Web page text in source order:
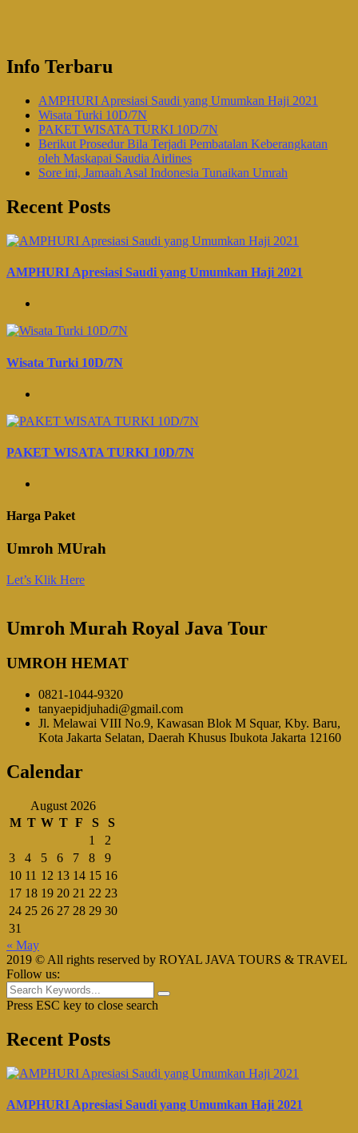
Info Terbaru
AMPHURI Apresiasi Saudi yang Umumkan Haji 2021
Wisata Turki 10D/7N
PAKET WISATA TURKI 10D/7N
Berikut Prosedur Bila Terjadi Pembatalan Keberangkatan
oleh Maskapai Saudia Airlines
Sore ini, Jamaah Asal Indonesia Tunaikan Umrah
Recent Posts
AMPHURI Apresiasi Saudi yang Umumkan Haji 2021
Wisata Turki 10D/7N
PAKET WISATA TURKI 10D/7N
Harga Paket
Umroh MUrah
Let’s Klik Here
Umroh Murah Royal Java Tour
UMROH HEMAT
0821-1044-9320
tanyaepidjuhadi@gmail.com
Jl. Melawai VIII No.9, Kawasan Blok M Squar, Kby. Baru,
Kota Jakarta Selatan, Daerah Khusus Ibukota Jakarta 12160
Calendar
August 2026
M T W T F S
S
1
2
3
4 5 6 7 8
9
10 11 12 13 14 15 16
17 18 19 20 21 22 23
24 25 26 27 28 29 30
31
« May
2019 © All rights reserved by ROYAL JAVA TOURS & TRAVEL
Follow us:
Press ESC key to close search
Recent Posts
AMPHURI Apresiasi Saudi yang Umumkan Haji 2021